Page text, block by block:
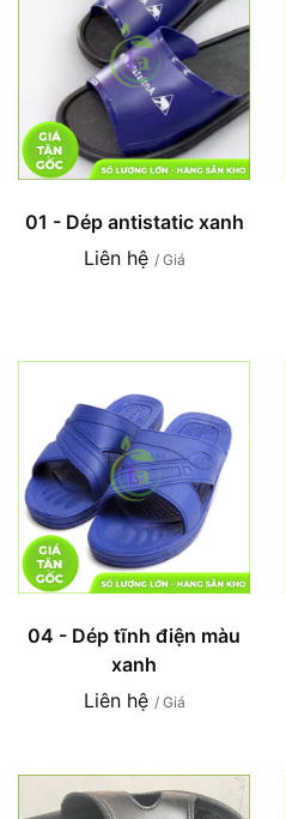
01 - Dép antistatic xanh
Liên hệ / Giá
04 - Dép tĩnh điện màu
xanh
Liên hệ / Giá